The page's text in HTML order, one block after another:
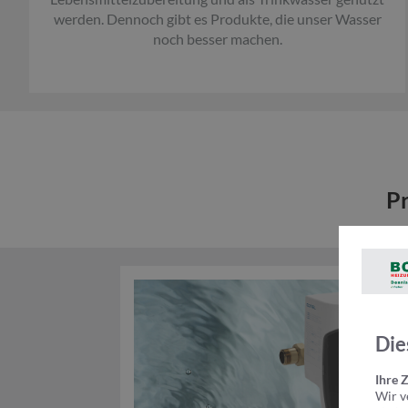
werden. Dennoch gibt es Produkte, die unser Wasser
noch besser machen.
Ihre
Wir